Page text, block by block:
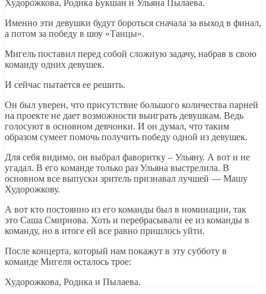
Худорожкова, Родика Букшан и Ульяна Пылаева.
Именно эти девушки будут бороться сначала за выход в финал,
а потом за победу в шоу «Танцы».
Мигель поставил перед собой сложную задачу, набрав в свою
команду одних девушек.
И сейчас пытается ее решить.
Он был уверен, что присутствие большого количества парней
на проекте не дает возможности выиграть девушкам. Ведь
голосуют в основном девчонки. И он думал, что таким
образом сумеет помочь получить победу одной из девушек.
Для себя видимо, он выбрал фаворитку – Ульяну. А вот и не
угадал. В его команде только раз Ульяна выстрелила. В
основном все выпуски зритель признавал лучшей — Машу
Худорожкову.
А вот кто постоянно из его команды был в номинации, так
это Саша Смирнова. Хоть и перебрасывали ее из команды в
команду, но в итоге ей все равно пришлось уйти.
После концерта, который нам покажут в эту субботу в
команде Мигеля осталось трое:
Худорожкова, Родика и Пылаева.